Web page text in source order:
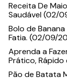
Receita De
Saudável (02/
Bolo de
Fatia. (02/09/
Aprenda a
Prático,
Pão de Batata